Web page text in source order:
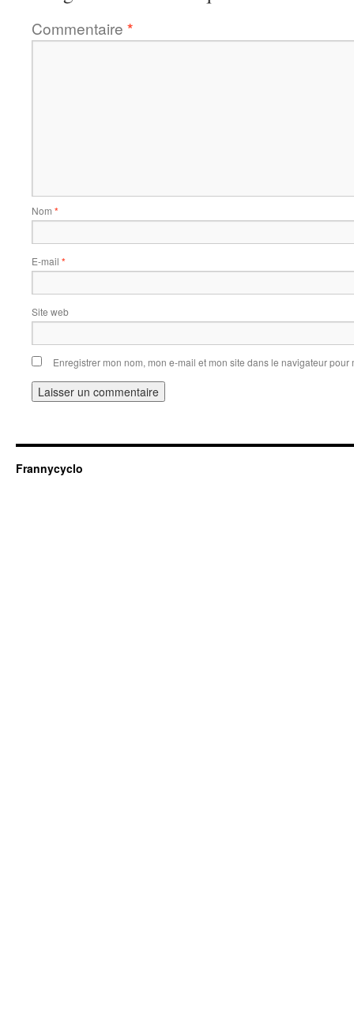
Commentaire *
Nom *
E-mail *
Site web
Enregistrer mon nom, mon e-mail et mon site dans le navigateur
Frannycyclo